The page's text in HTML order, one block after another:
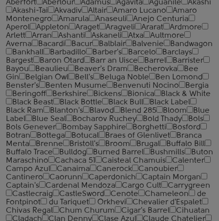
Aberfort
Aberlour Adamus Agavita Aguanile
Akashi
Akashi-Tai
Akvadiv Altair Amaro Lucano
Amaro
Montenegro
Amarula Anaseuli
Anejo Centuria
Aperol
Appleton Araget Aragveli Ararat
Ardmore
Arlett
Arran Ashanti Askaneli Atxa
Aultmore
Averna
Bacardi Bacur Balblair Balvenie
Bandwagon
Bankhall
Barbadillo Barber's Barcelo
Barclays
Bargest
Baron Otard Barr an Uisce Barrel
Barrister
Bayou
Beaulieu Beaver's Dram Becherovka
Bee
Gin
Belgian Owl Bell's Beluga Noble
Ben Lomond
Benster's
Benten Musume Benvenuti Nocino
Bergia
Beringoff
Berkshire Bickens Bionica
Black & White
Black Beast
Black Bottle Black Bull
Black Label
Black Ram
Blanton's Blavod Blend 285 Bloom
Blue
Label
Blue Seal Bocharov Ruchey Bold Thady
Bols
Bols Genever
Bombay Sapphire Borghetti
Bosford
Botran
Bottega Botucal Braes of Glenlivet
Branca
Menta
Brenne Bristoll's Broom Brugal
Buffalo Bill
Buffalo Trace
Bulldog Burned Barrel Bushmills
Buton
Maraschino
Cachaca 51 Caisteal Chamuis
Calenter
Campo Azul
Canaima Canerock
Canoubier
Cantinero
Caorunn Caperdonich
Captain Morgan
Captain's
Cardenal Mendoza Cargo Cult
Carrygreen
Castlecraig
CastleSword Cenote Chameleon
de
Fontpinot
du Tariquet Orkhevi
Chevalier d'Espalet
Chivas Regal
Chum Churum Cigar's Barrel
Cihuatan
Cladach
Clan Denny Clase Azul
Claude Chatelier